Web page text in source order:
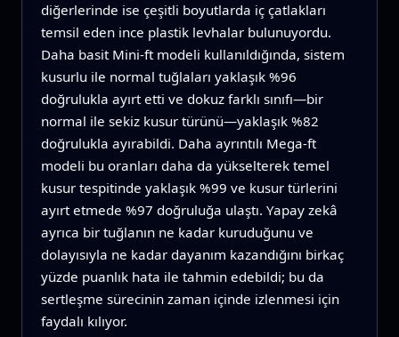
diğerlerinde ise çeşitli boyutlarda iç çatlakları
temsil eden ince plastik levhalar bulunuyordu.
Daha basit Mini-ft modeli kullanıldığında, sistem
kusurlu ile normal tuğlaları yaklaşık %96
doğrulukla ayırt etti ve dokuz farklı sınıfı—bir
normal ile sekiz kusur türünü—yaklaşık %82
doğrulukla ayırabildi. Daha ayrıntılı Mega-ft
modeli bu oranları daha da yükselterek temel
kusur tespitinde yaklaşık %99 ve kusur türlerini
ayırt etmede %97 doğruluğa ulaştı. Yapay zekâ
ayrıca bir tuğlanın ne kadar kuruduğunu ve
dolayısıyla ne kadar dayanım kazandığını birkaç
yüzde puanlık hata ile tahmin edebildi; bu da
sertleşme sürecinin zaman içinde izlenmesi için
faydalı kılıyor.